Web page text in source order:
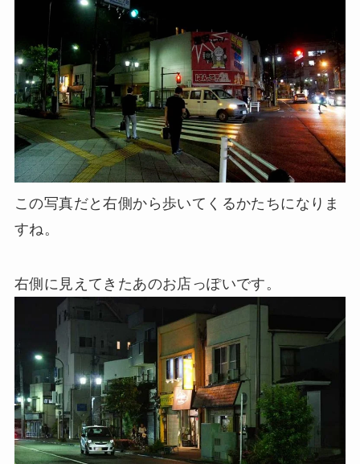
この写真だと右側から歩いてくるかたちになりま
すね。
右側に見えてきたあのお店っぽいです。